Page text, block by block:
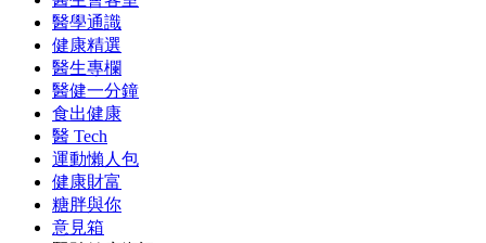
醫學通識
健康精選
醫生專欄
醫健一分鐘
食出健康
醫 Tech
運動懶人包
健康財富
糖胖與你
意見箱